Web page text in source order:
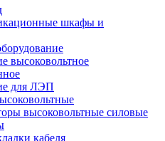
шкафы и
высоковольтное
для ЛЭП
высоковольтные силовые
кабеля